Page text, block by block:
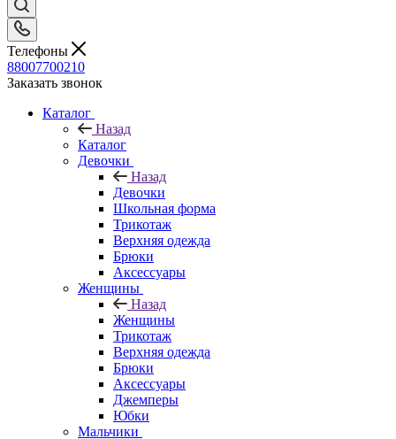
Телефоны
88007700210
Заказать звонок
Каталог
Назад
Каталог
Девочки
Назад
Девочки
Школьная форма
Трикотаж
Верхняя одежда
Брюки
Аксессуары
Женщины
Назад
Женщины
Трикотаж
Верхняя одежда
Брюки
Аксессуары
Джемперы
Юбки
Мальчики